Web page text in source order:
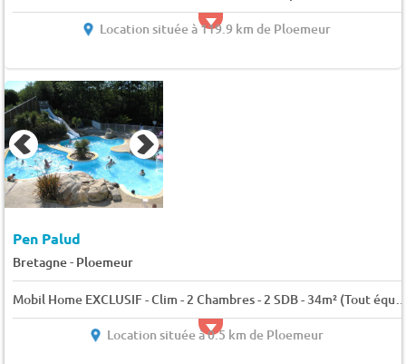
Location située à 119.9 km de Ploemeur
Pen Palud
Bretagne- Ploemeur
Location située à 0.5 km de Ploemeur